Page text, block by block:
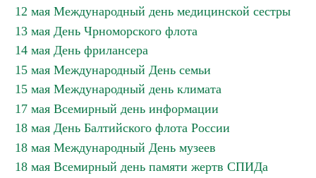
12 мая Международный день медицинской сестры
13 мая День Чрноморского флота
14 мая День фрилансера
15 мая Международный День семьи
15 мая Международный день климата
17 мая Всемирный день информации
18 мая День Балтийского флота России
18 мая Международный День музеев
18 мая Всемирный день памяти жертв СПИДа